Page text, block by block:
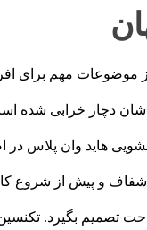
موضوعات مهم برای
دچار خرابی شده
هاید وان پلاس در
و پیش از شروع
تصمیم بگیرد.